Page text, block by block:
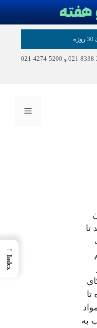
و 5200-4274-021
فهرست
تا
به
→
Index